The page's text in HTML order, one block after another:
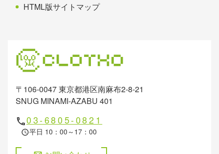
〒106-0047 東京都港区南麻布2-8-21
SNUG MINAMI-AZABU 401
phone03-6805-0821
schedule平日 10：00～17：00
HTML版サイトマップ